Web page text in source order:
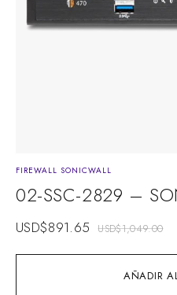
AÑADIR
FIREWALL SONICWALL
02-SSC-2829 –
USD$1,049.00
USD$891.65